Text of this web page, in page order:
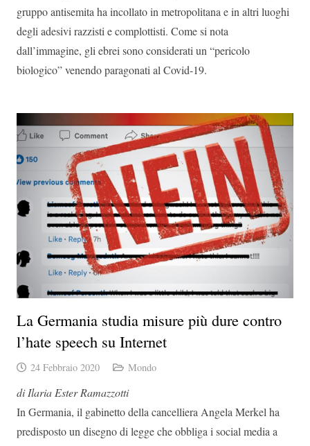
gruppo antisemita ha incollato in metropolitana e in altri luoghi
degli adesivi razzisti e complottisti. Come si nota
dall’immagine, gli ebrei sono considerati un “pericolo
biologico” venendo paragonati al Covid-19.
La Germania studia misure più dure contro
l’hate speech su Internet
24 Febbraio 2020 Mondo
di Ilaria Ester Ramazzotti
In Germania, il gabinetto della cancelliera Angela Merkel ha
predisposto un disegno di legge che obbliga i social media a